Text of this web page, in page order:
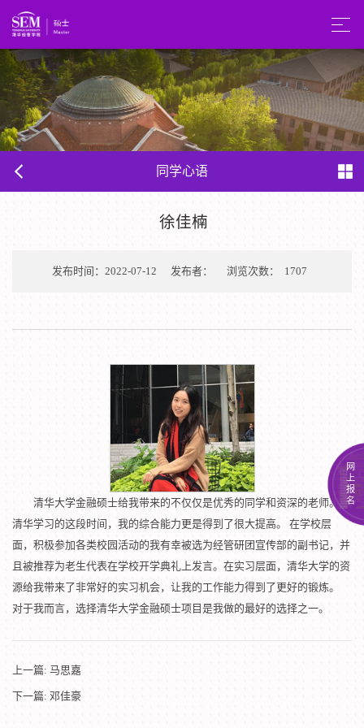
网
上
报
名
同学心语
徐佳楠
发布时间：2022-07-12 发布者： 浏览次数： 1707
清华大学金融硕士给我带来的不仅仅是优秀的同学和资深的老师。在
清华学习的这段时间，我的综合能力更是得到了很大提高。 在学校层
面，积极参加各类校园活动的我有幸被选为经管研团宣传部的副书记，并
且被推荐为老生代表在学校开学典礼上发言。在实习层面，清华大学的资
源给我带来了非常好的实习机会，让我的工作能力得到了更好的锻炼。
对于我而言，选择清华大学金融硕士项目是我做的最好的选择之一。
上一篇: 马思嘉
下一篇: 邓佳豪